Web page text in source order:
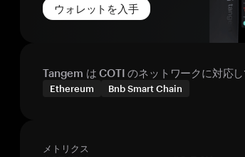
ウォレットを入手
Tangem は COTI のネットワークに対応
Ethereum Bnb Smart Chain
メトリクス